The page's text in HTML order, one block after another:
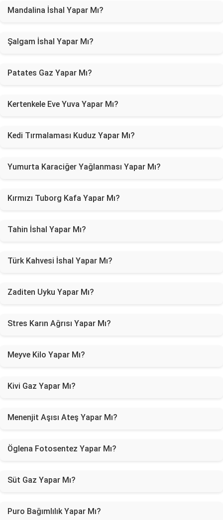
Mandalina İshal Yapar Mı?
Şalgam İshal Yapar Mı?
Patates Gaz Yapar Mı?
Kertenkele Eve Yuva Yapar Mı?
Kedi Tırmalaması Kuduz Yapar Mı?
Yumurta Karaciğer Yağlanması Yapar Mı?
Kırmızı Tuborg Kafa Yapar Mı?
Tahin İshal Yapar Mı?
Türk Kahvesi İshal Yapar Mı?
Zaditen Uyku Yapar Mı?
Stres Karın Ağrısı Yapar Mı?
Meyve Kilo Yapar Mı?
Kivi Gaz Yapar Mı?
Menenjit Aşısı Ateş Yapar Mı?
Öglena Fotosentez Yapar Mı?
Süt Gaz Yapar Mı?
Puro Bağımlılık Yapar Mı?